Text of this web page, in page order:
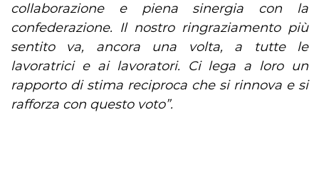
collaborazione e piena sinergia con la
confederazione. Il nostro ringraziamento più
sentito va, ancora una volta, a tutte le
lavoratrici e ai lavoratori. Ci lega a loro un
rapporto di stima reciproca che si rinnova e si
rafforza con questo voto”.